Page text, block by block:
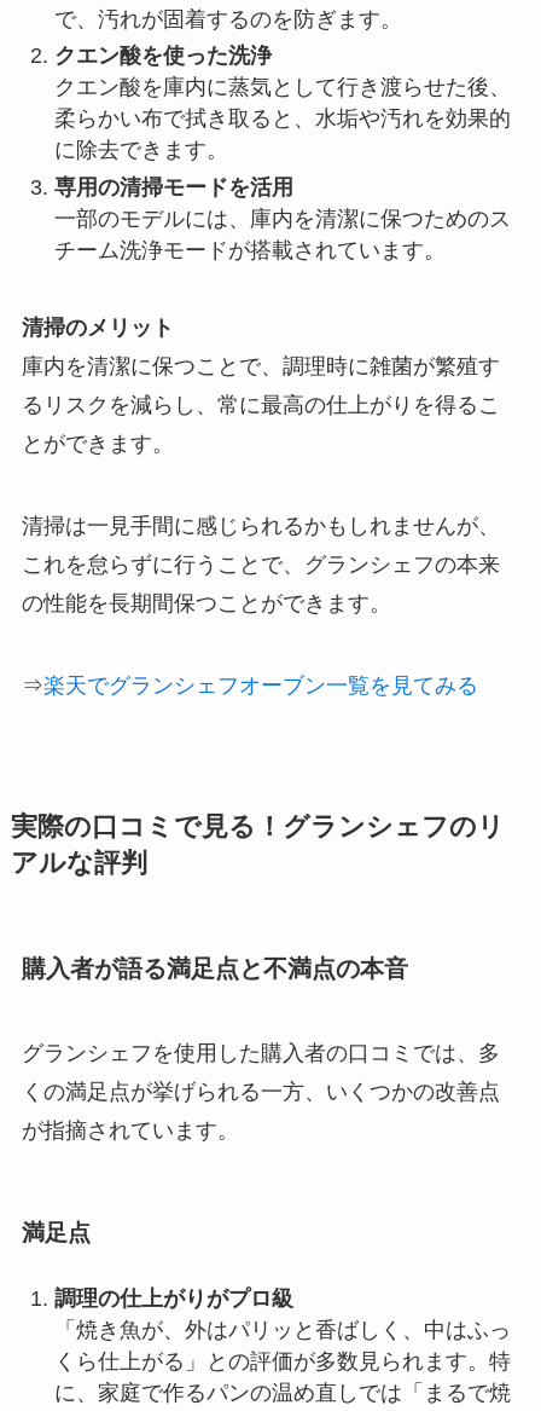
で、汚れが固着するのを防ぎます。
クエン酸を使った洗浄
クエン酸を庫内に蒸気として行き渡らせた後、
柔らかい布で拭き取ると、水垢や汚れを効果的
に除去できます。
専用の清掃モードを活用
一部のモデルには、庫内を清潔に保つためのス
チーム洗浄モードが搭載されています。
清掃のメリット
庫内を清潔に保つことで、調理時に雑菌が繁殖す
るリスクを減らし、常に最高の仕上がりを得るこ
とができます。
清掃は一見手間に感じられるかもしれませんが、
これを怠らずに行うことで、グランシェフの本来
の性能を長期間保つことができます。
⇒楽天でグランシェフオーブン一覧を見てみる
実際の口コミで見る！グランシェフのリ
アルな評判
購入者が語る満足点と不満点の本音
グランシェフを使用した購入者の口コミでは、多
くの満足点が挙げられる一方、いくつかの改善点
が指摘されています。
満足点
調理の仕上がりがプロ級
「焼き魚が、外はパリッと香ばしく、中はふっ
くら仕上がる」との評価が多数見られます。特
に、家庭で作るパンの温め直しでは「まるで焼